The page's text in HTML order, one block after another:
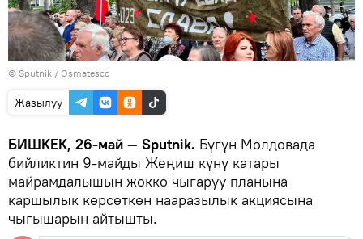
© Sputnik / Osmatesco
Жазылуу
БИШКЕК, 26-май — Sputnik. Бүгүн Молдовада
бийликтин 9-майды Жеңиш күнү катары
майрамдалышын жокко чыгаруу планына
каршылык көрсөткөн нааразылык акциясына
чыгышарын айтышты.